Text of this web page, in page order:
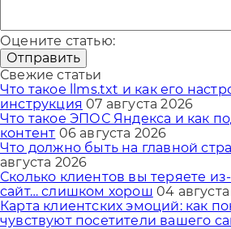
Оцените статью:
Отправить
Свежие статьи
Что такое llms.txt и как его
инструкция 07 августа 2026
Что такое ЭПОС Яндекса и как
контент 06 августа 2026
Что должно быть на главной
августа 2026
Сколько клиентов вы теряете
сайт… слишком хорош 04
Карта клиентских эмоций: как
чувствуют посетители вашего